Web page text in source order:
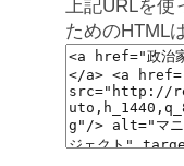
上記URLを使
ためのHTML